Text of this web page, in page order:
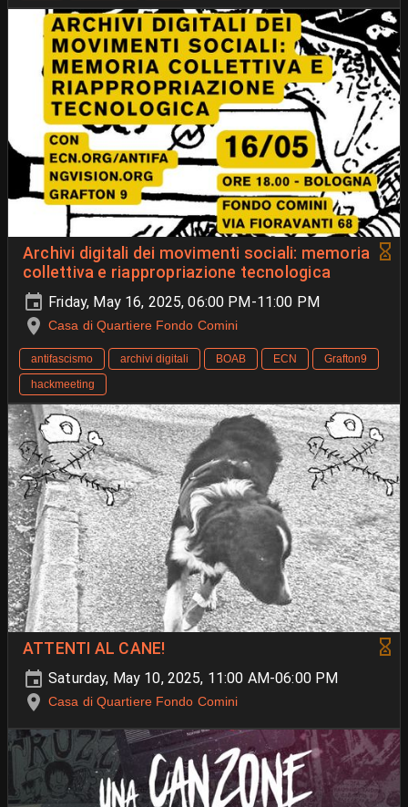
Archivi digitali dei movimenti sociali: memoria
collettiva e riappropriazione tecnologica
Friday, May 16, 2025, 06:00 PM-11:00 PM
Casa di Quartiere Fondo Comini
antifascismo archivi digitali BOAB ECN
Grafton9
hackmeeting
ATTENTI AL CANE!
Saturday, May 10, 2025, 11:00 AM-06:00 PM
Casa di Quartiere Fondo Comini